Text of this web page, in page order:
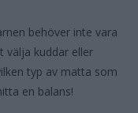
behöver inte vara
välja kuddar eller
typ av matta som
en balans!